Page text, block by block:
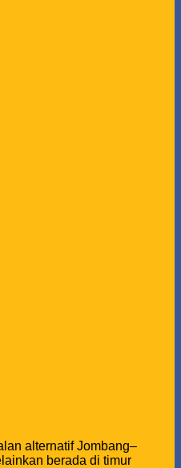
alternatif Jombang–
berada di timur